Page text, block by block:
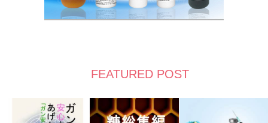
FEATURED POST